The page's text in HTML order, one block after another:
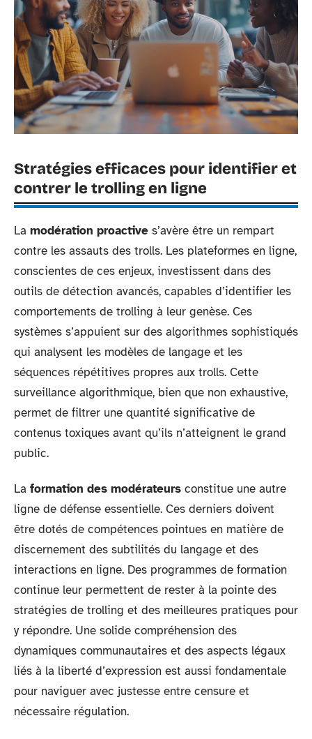
Stratégies efficaces pour identifier et
contrer le trolling en ligne
La modération proactive s’avère être un rempart
contre les assauts des trolls. Les plateformes en ligne,
conscientes de ces enjeux, investissent dans des
outils de détection avancés, capables d’identifier les
comportements de trolling à leur genèse. Ces
systèmes s’appuient sur des algorithmes sophistiqués
qui analysent les modèles de langage et les
séquences répétitives propres aux trolls. Cette
surveillance algorithmique, bien que non exhaustive,
permet de filtrer une quantité significative de
contenus toxiques avant qu’ils n’atteignent le grand
public.
La formation des modérateurs constitue une autre
ligne de défense essentielle. Ces derniers doivent
être dotés de compétences pointues en matière de
discernement des subtilités du langage et des
interactions en ligne. Des programmes de formation
continue leur permettent de rester à la pointe des
stratégies de trolling et des meilleures pratiques pour
y répondre. Une solide compréhension des
dynamiques communautaires et des aspects légaux
liés à la liberté d’expression est aussi fondamentale
pour naviguer avec justesse entre censure et
nécessaire régulation.